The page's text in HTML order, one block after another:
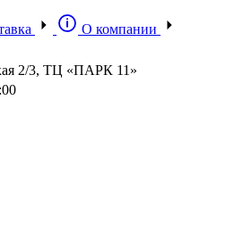
О компании
2/3, ТЦ «ПАРК 11»